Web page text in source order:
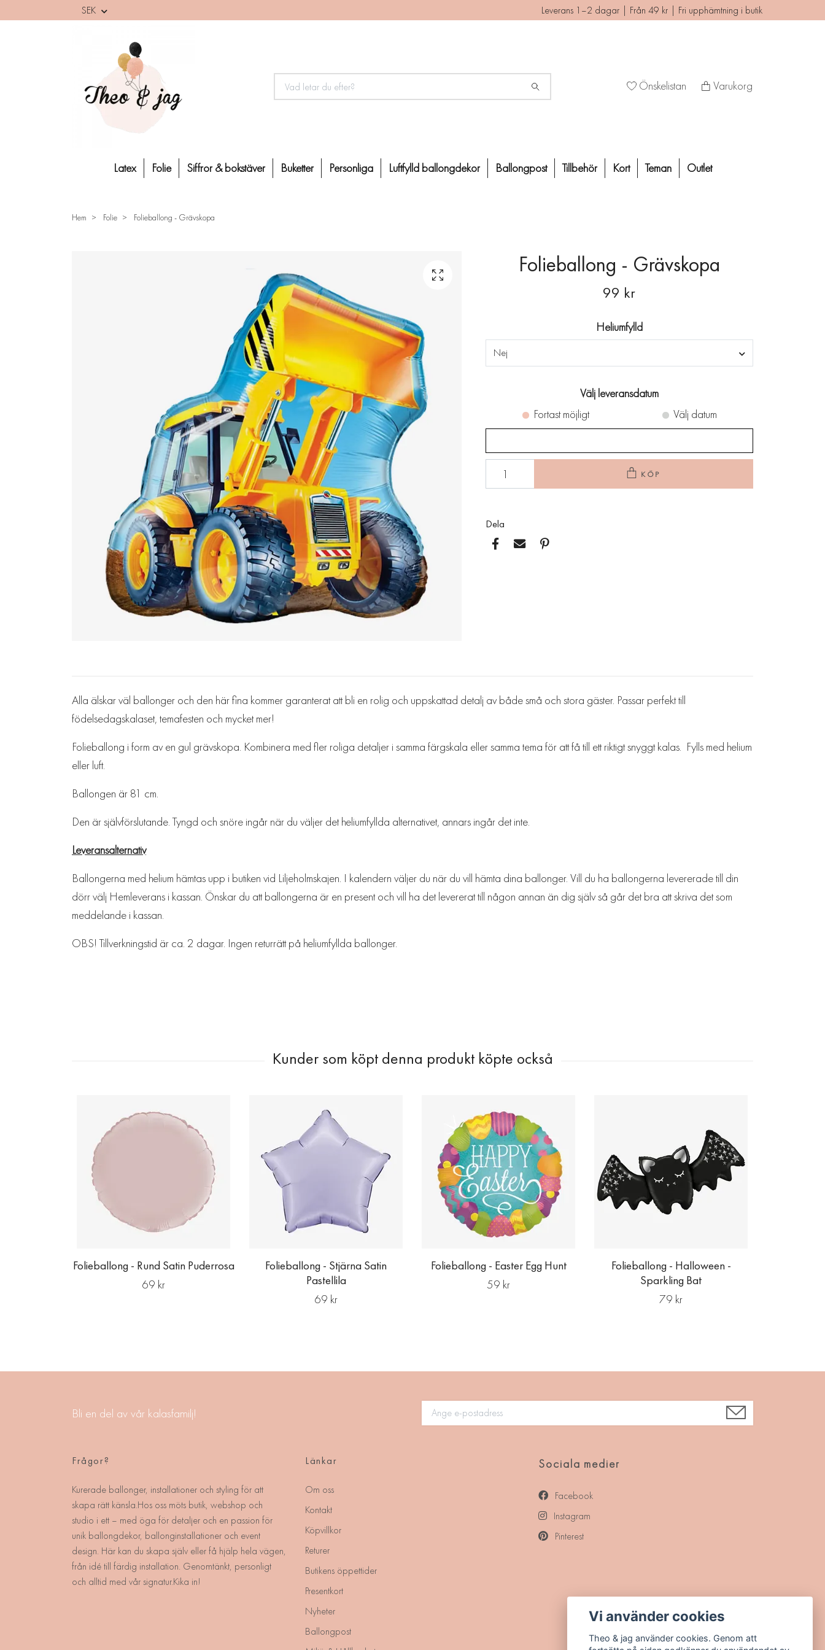
SEK Leverans 1–2 dagar | Från 49 kr | Fri upphämtning i butik
Önskelistan Varukorg
Latex Folie Siffror & bokstäver Buketter Personliga Luftfylld ballongdekor Ballongpost Tillbehör Kort Teman Outlet
Hem Folie Folieballong - Grävskopa
Folieballong - Grävskopa
99 kr
Heliumfylld
Nej
Välj leveransdatum
Fortast möjligt
Välj datum
KÖP
Dela
Alla älskar väl ballonger och den här fina kommer garanterat att bli en rolig och uppskattad detalj av både små och stora gäster. Passar perfekt till
födelsedagskalaset, temafesten och mycket mer!
Folieballong i form av en gul grävskopa. Kombinera med fler roliga detaljer i samma färgskala eller samma tema för att få till ett riktigt snyggt kalas. Fylls med helium
eller luft.
Ballongen är 81 cm.
Den är självförslutande. Tyngd och snöre ingår när du väljer det heliumfyllda alternativet, annars ingår det inte.
Leveransalternativ
Ballongerna med helium hämtas upp i butiken vid Liljeholmskajen. I kalendern väljer du när du vill hämta dina ballonger. Vill du ha ballongerna levererade till din
dörr välj Hemleverans i kassan. Önskar du att ballongerna är en present och vill ha det levererat till någon annan än dig själv så går det bra att skriva det som
meddelande i kassan.
OBS! Tillverkningstid är ca. 2 dagar. Ingen returrätt på heliumfyllda ballonger.
Folieballong - Rund Satin Puderrosa
69 kr
Folieballong - Stjärna Satin
Pastellila
69 kr
Folieballong - Easter Egg Hunt
59 kr
Folieballong - Halloween -
Sparkling Bat
79 kr
Bli en del av vår kalasfamilj!
Frågor?
Kurerade ballonger, installationer och styling för att
skapa rätt känsla.Hos oss möts butik, webshop och
studio i ett – med öga för detaljer och en passion för
unik ballongdekor, ballonginstallationer och event
design. Här kan du skapa själv eller få hjälp hela vägen,
från idé till färdig installation. Genomtänkt, personligt
och alltid med vår signatur.Kika in!
Länkar
Om oss
Kontakt
Köpvillkor
Returer
Butikens öppettider
Presentkort
Nyheter
Ballongpost
Sociala medier
Facebook
Instagram
Pinterest
Vi använder cookies
Theo & jag använder cookies. Genom att